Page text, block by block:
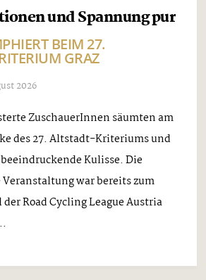
und Spannung pur
BEIM 27.
GRAZ
2026
ZuschauerInnen säumten am
des 27. Altstadt-Kriteriums und
Kulisse. Die
war bereits zum
Road Cycling League Austria